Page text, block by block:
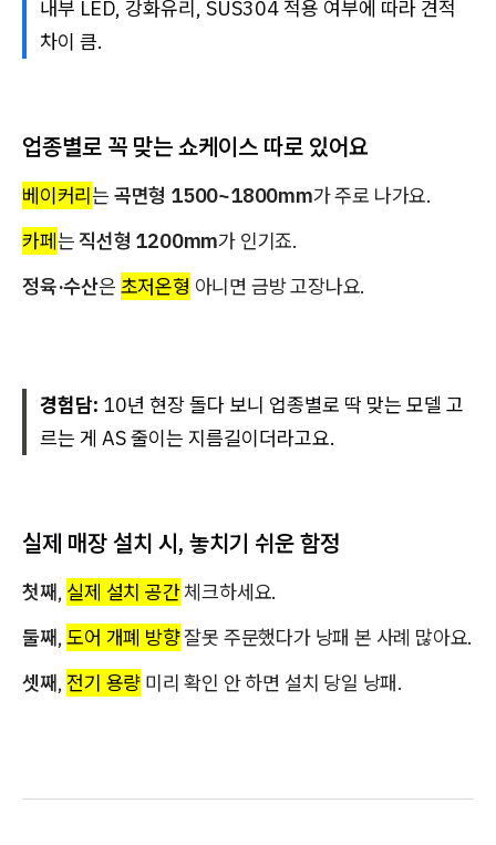
내부 LED, 강화유리, SUS304 적용 여부에 따라 견적
차이 큼.
업종별로 꼭 맞는 쇼케이스 따로 있어요
베이커리는 곡면형 1500~1800mm가 주로 나가요.
카페는 직선형 1200mm가 인기죠.
정육·수산은 초저온형 아니면 금방 고장나요.
경험담: 10년 현장 돌다 보니 업종별로 딱 맞는 모델 고
르는 게 AS 줄이는 지름길이더라고요.
실제 매장 설치 시, 놓치기 쉬운 함정
첫째, 실제 설치 공간체크하세요.
둘째,도어 개폐 방향잘못 주문했다가 낭패 본 사례 많아요.
셋째, 전기 용량 미리 확인 안 하면 설치 당일 낭패.